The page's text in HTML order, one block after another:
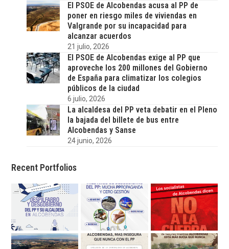
El PSOE de Alcobendas acusa al PP de
poner en riesgo miles de viviendas en
Valgrande por su incapacidad para
alcanzar acuerdos
21 julio, 2026
El PSOE de Alcobendas exige al PP que
aproveche los 200 millones del Gobierno
de España para climatizar los colegios
públicos de la ciudad
6 julio, 2026
La alcaldesa del PP veta debatir en el Pleno
la bajada del billete de bus entre
Alcobendas y Sanse
24 junio, 2026
Recent Portfolios